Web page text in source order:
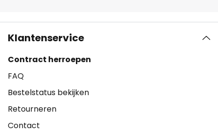
Klantenservice
Contract herroepen
FAQ
Bestelstatus bekijken
Retourneren
Contact